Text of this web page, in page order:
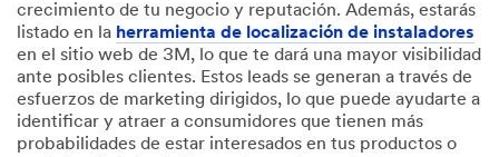
crecimiento de tu negocio y reputación. Además, estarás
listado en la herramienta de localización de instaladores
en el sitio web de 3M, lo que te dará una mayor visibilidad
ante posibles clientes. Estos leads se generan a través de
esfuerzos de marketing dirigidos, lo que puede ayudarte a
identificar y atraer a consumidores que tienen más
probabilidades de estar interesados en tus productos o